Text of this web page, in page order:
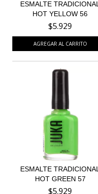
ESMALTE TRADICIONAL
HOT YELLOW 56
$5.929
ESMALTE TRADICIONAL
HOT GREEN 57
$5.929